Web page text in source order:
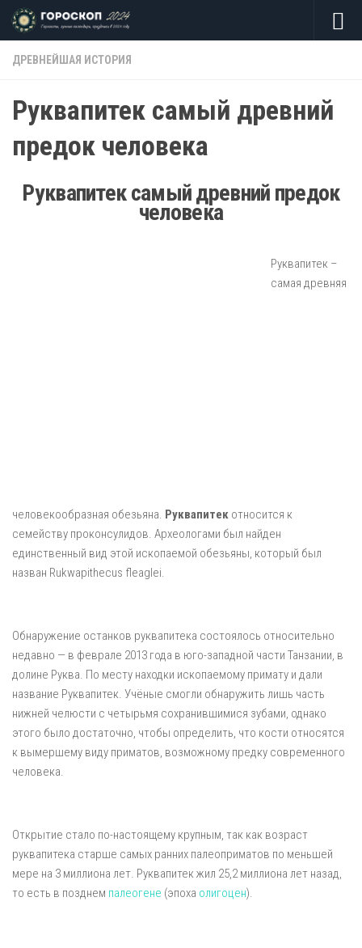
Skip to content
ДРЕВНЕЙШАЯ ИСТОРИЯ
Руквапитек самый древний
предок человека
Руквапитек самый древний предок
человека
Руквапитек –
самая древняя
человекообразная обезьяна. Руквапитек относится к
семейству проконсулидов. Археологами был найден
единственный вид этой ископаемой обезьяны, который был
назван Rukwapithecus fleaglei.
Обнаружение останков руквапитека состоялось относительно
недавно — в феврале 2013 года в юго-западной части Танзании, в
долине Руква. По месту находки ископаемому примату и дали
название Руквапитек. Учёные смогли обнаружить лишь часть
нижней челюсти с четырьмя сохранившимися зубами, однако
этого было достаточно, чтобы определить, что кости относятся
к вымершему виду приматов, возможному предку современного
человека.
Открытие стало по-настоящему крупным, так как возраст
руквапитека старше самых ранних палеоприматов по меньшей
мере на 3 миллиона лет. Руквапитек жил 25,2 миллиона лет назад,
то есть в позднем палеогене (эпоха олигоцен).